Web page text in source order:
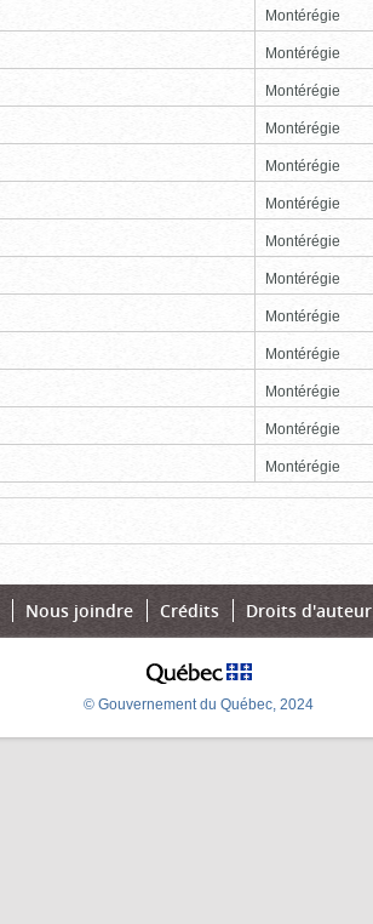
Montérégie
Montérégie
Montérégie
Montérégie
Montérégie
Montérégie
Montérégie
Montérégie
Montérégie
Montérégie
Montérégie
Montérégie
Montérégie
Nous joindre Crédits Droits d'auteur
© Gouvernement du Québec, 2024